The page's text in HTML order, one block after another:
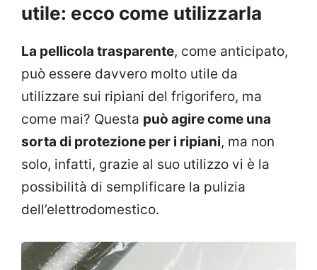
utile: ecco come utilizzarla
La pellicola trasparente, come anticipato,
può essere davvero molto utile da
utilizzare sui ripiani del frigorifero, ma
come mai? Questa può agire come una
sorta di protezione per i ripiani, ma non
solo, infatti, grazie al suo utilizzo vi è la
possibilità di semplificare la pulizia
dell’elettrodomestico.